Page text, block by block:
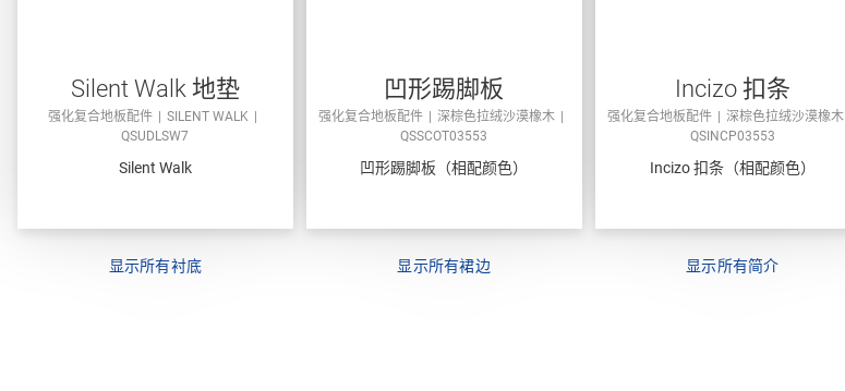
Silent Walk 地垫
强化复合地板配件
SILENT WALK
QSUDLSW7
Silent Walk
显示所有衬底
凹形踢脚板
强化复合地板配件
深棕色拉绒沙漠橡木
QSSCOT03553
凹形踢脚板（相配颜色）
显示所有裙边
Incizo 扣条
强化复合地板配件
深棕色拉绒沙漠橡木
QSINCP03553
Incizo 扣条（相配颜色）
显示所有简介